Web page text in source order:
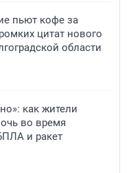
пьют кофе за
цитат нового
области
как жители
во время
и ракет